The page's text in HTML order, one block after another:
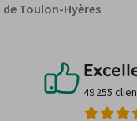
Toulon-Hyères
49 255